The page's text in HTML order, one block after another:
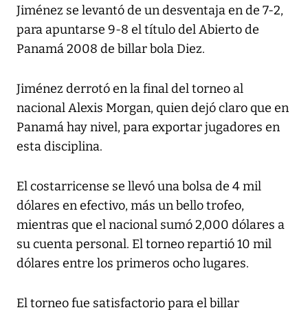
Jiménez se levantó de un desventaja en de 7-2,
para apuntarse 9-8 el título del Abierto de
Panamá 2008 de billar bola Diez.
Jiménez derrotó en la final del torneo al
nacional Alexis Morgan, quien dejó claro que en
Panamá hay nivel, para exportar jugadores en
esta disciplina.
El costarricense se llevó una bolsa de 4 mil
dólares en efectivo, más un bello trofeo,
mientras que el nacional sumó 2,000 dólares a
su cuenta personal. El torneo repartió 10 mil
dólares entre los primeros ocho lugares.
El torneo fue satisfactorio para el billar